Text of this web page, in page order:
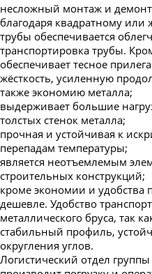
несложный монтаж и
благодаря квадратному
трубы обеспечивается
транспортировка трубы.
обеспечивает тесное
жёсткость, усиленную
также экономию металла;
выдерживает большие
толстых стенок металла;
прочная и устойчивая к
перепадам температуры;
является неотъемлемым
строительных конструкций;
кроме экономии и удобства
дешевле. Удобство
металлического бруса, так
стабильный профиль,
округления углов.
Логистический отдел